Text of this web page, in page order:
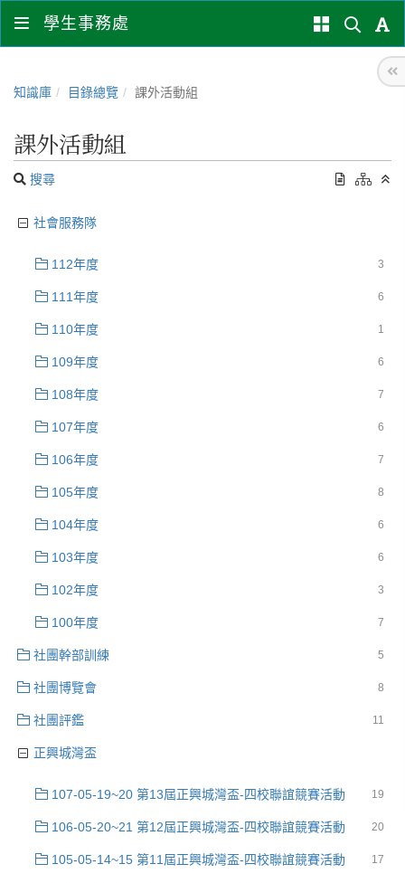
學生事務處
知識庫 目錄總覽 課外活動組
課外活動組
搜尋
社會服務隊
3
112年度
6
111年度
1
110年度
6
109年度
7
108年度
6
107年度
7
106年度
8
105年度
6
104年度
6
103年度
3
102年度
7
100年度
5
社團幹部訓練
8
社團博覽會
11
社團評鑑
正興城灣盃
19
107-05-19~20 第13屆正興城灣盃-四校聯誼競賽活動
20
106-05-20~21 第12屆正興城灣盃-四校聯誼競賽活動
17
105-05-14~15 第11屆正興城灣盃-四校聯誼競賽活動